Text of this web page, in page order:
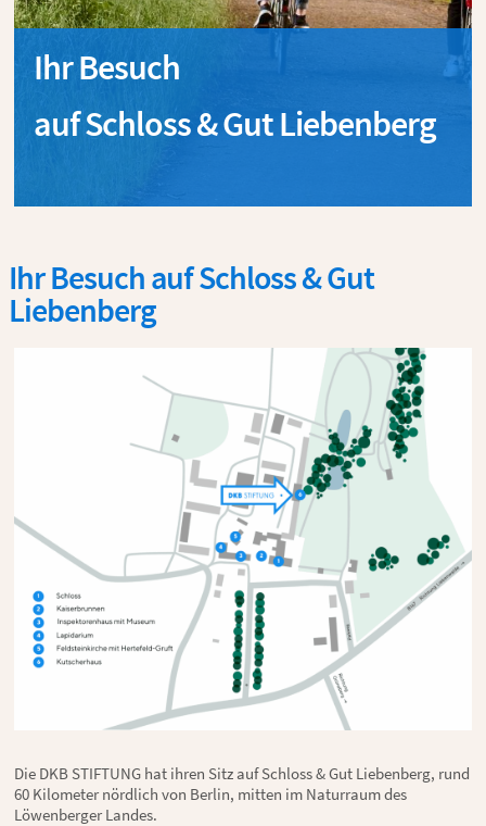
Ihr Besuch
auf Schloss & Gut Liebenberg
Ihr Besuch auf Schloss & Gut
Liebenberg
Die DKB STIFTUNG hat ihren Sitz auf Schloss & Gut Liebenberg, rund
60 Kilometer nördlich von Berlin, mitten im Naturraum des
Löwenberger Landes.